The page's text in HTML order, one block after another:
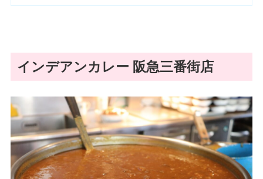
インデアンカレー 阪急三番街店